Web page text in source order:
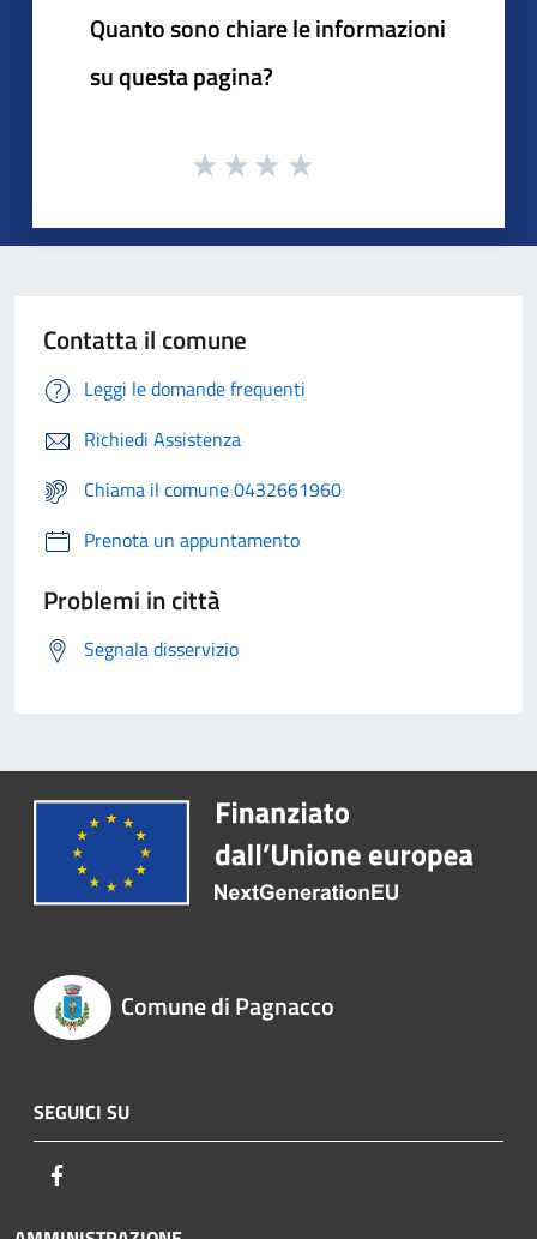
Quanto sono chiare le informazioni
su questa pagina?
Contatta il comune
Leggi le domande frequenti
Richiedi Assistenza
Chiama il comune 0432661960
Prenota un appuntamento
Problemi in città
Segnala disservizio
Comune di Pagnacco
SEGUICI SU